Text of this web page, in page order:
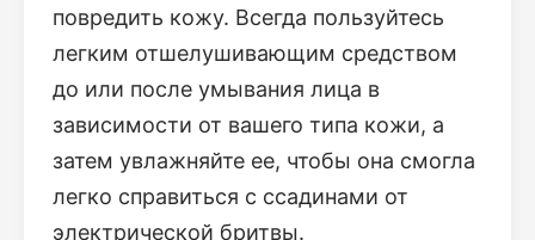
повредить кожу. Всегда пользуйтесь
легким отшелушивающим средством
до или после умывания лица в
зависимости от вашего типа кожи, а
затем увлажняйте ее, чтобы она смогла
легко справиться с ссадинами от
электрической бритвы.